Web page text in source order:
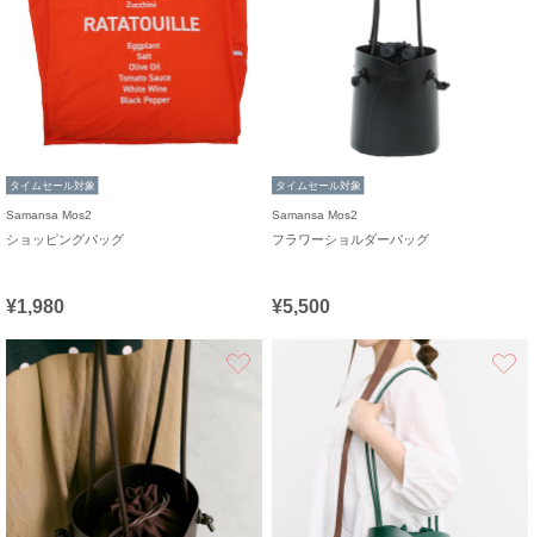
タイムセール対象
Samansa Mos2
ショッピングバッグ
¥1,980
タイムセール対象
Samansa Mos2
フラワーショルダーバッグ
¥5,500